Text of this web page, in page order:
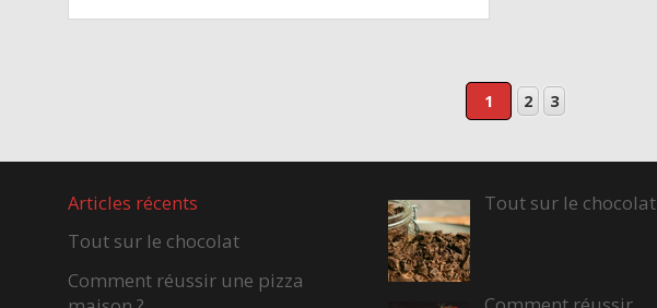
1 2 3
Articles récents
Tout sur le chocolat
Comment réussir une pizza
Tout sur le chocolat